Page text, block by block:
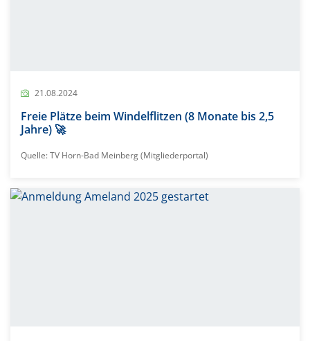
21.08.2024
Freie Plätze beim Windelflitzen (8 Monate bis 2,5
Jahre) 🚀
Quelle: TV Horn-Bad Meinberg (Mitgliederportal)